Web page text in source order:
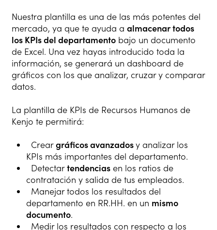
Nuestra plantilla es una de las más potentes del
mercado, ya que te ayuda a almacenar todos
los KPIs del departamento bajo un documento
de Excel. Una vez hayas introducido toda la
información, se generará un dashboard de
gráficos con los que analizar, cruzar y comparar
datos.
La plantilla de KPIs de Recursos Humanos de
Kenjo te permitirá:
Creargráficos avanzadosy analizar los
KPIs más importantes del departamento.
Detectartendencias en los ratios de
contratación y salida de tus empleados.
Manejar todos los resultados del
departamento en RR.HH. en un mismo
documento.
Medir los resultados con respecto a los